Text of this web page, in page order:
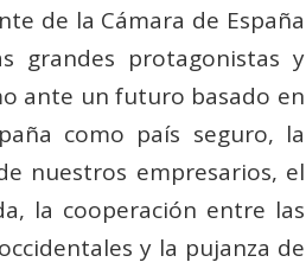
de la Cámara de España
grandes protagonistas y
ante un futuro basado en
como país seguro, la
nuestros empresarios, el
la cooperación entre las
y la pujanza de